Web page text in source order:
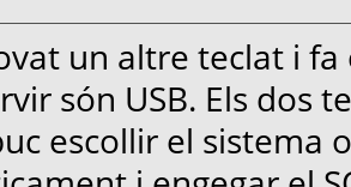
un altre teclat i
són USB. Els dos
escollir el sistema